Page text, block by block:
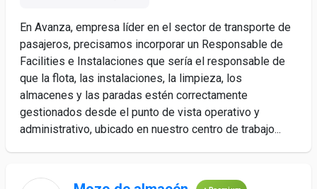
En Avanza, empresa líder en el sector de transporte de
pasajeros, precisamos incorporar un Responsable de
Facilities e Instalaciones que sería el responsable de
que la flota, las instalaciones, la limpieza, los
almacenes y las paradas estén correctamente
gestionados desde el punto de vista operativo y
administrativo, ubicado en nuestro centro de trabajo...